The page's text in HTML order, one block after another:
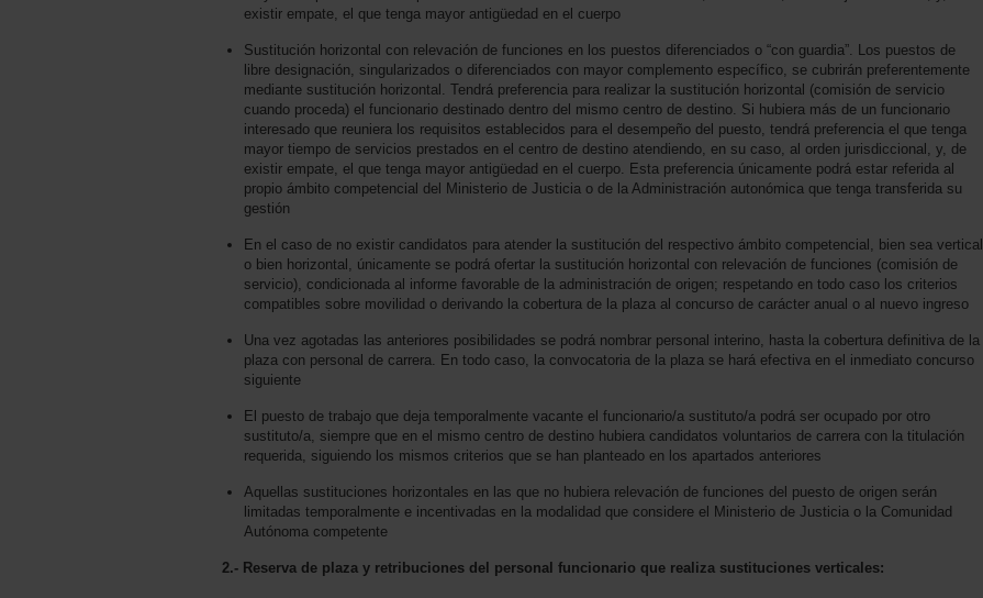
existir empate, el que tenga mayor antigüedad en el cuerpo
Sustitución horizontal con relevación de funciones en los puestos diferenciados o “con guardia”. Los puestos de
libre designación, singularizados o diferenciados con mayor complemento específico, se cubrirán preferentemente
mediante sustitución horizontal. Tendrá preferencia para realizar la sustitución horizontal (comisión de servicio
cuando proceda) el funcionario destinado dentro del mismo centro de destino. Si hubiera más de un funcionario
interesado que reuniera los requisitos establecidos para el desempeño del puesto, tendrá preferencia el que tenga
mayor tiempo de servicios prestados en el centro de destino atendiendo, en su caso, al orden jurisdiccional, y, de
existir empate, el que tenga mayor antigüedad en el cuerpo. Esta preferencia únicamente podrá estar referida al
propio ámbito competencial del Ministerio de Justicia o de la Administración autonómica que tenga transferida su
gestión
En el caso de no existir candidatos para atender la sustitución del respectivo ámbito competencial, bien sea vertical
o bien horizontal, únicamente se podrá ofertar la sustitución horizontal con relevación de funciones (comisión de
servicio), condicionada al informe favorable de la administración de origen; respetando en todo caso los criterios
compatibles sobre movilidad o derivando la cobertura de la plaza al concurso de carácter anual o al nuevo ingreso
Una vez agotadas las anteriores posibilidades se podrá nombrar personal interino, hasta la cobertura definitiva de la
plaza con personal de carrera. En todo caso, la convocatoria de la plaza se hará efectiva en el inmediato concurso
siguiente
El puesto de trabajo que deja temporalmente vacante el funcionario/a sustituto/a podrá ser ocupado por otro
sustituto/a, siempre que en el mismo centro de destino hubiera candidatos voluntarios de carrera con la titulación
requerida, siguiendo los mismos criterios que se han planteado en los apartados anteriores
Aquellas sustituciones horizontales en las que no hubiera relevación de funciones del puesto de origen serán
limitadas temporalmente e incentivadas en la modalidad que considere el Ministerio de Justicia o la Comunidad
Autónoma competente
2.- Reserva de plaza y retribuciones del personal funcionario que realiza sustituciones verticales: